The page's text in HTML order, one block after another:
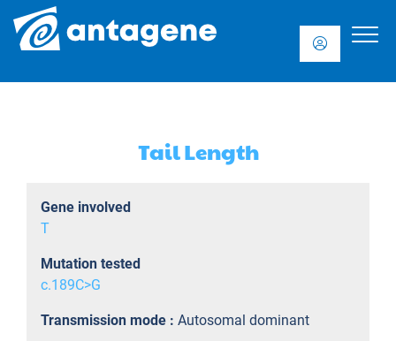
Tail Length
Gene involved
T
Mutation tested
c.189C>G
Transmission mode : Autosomal dominant